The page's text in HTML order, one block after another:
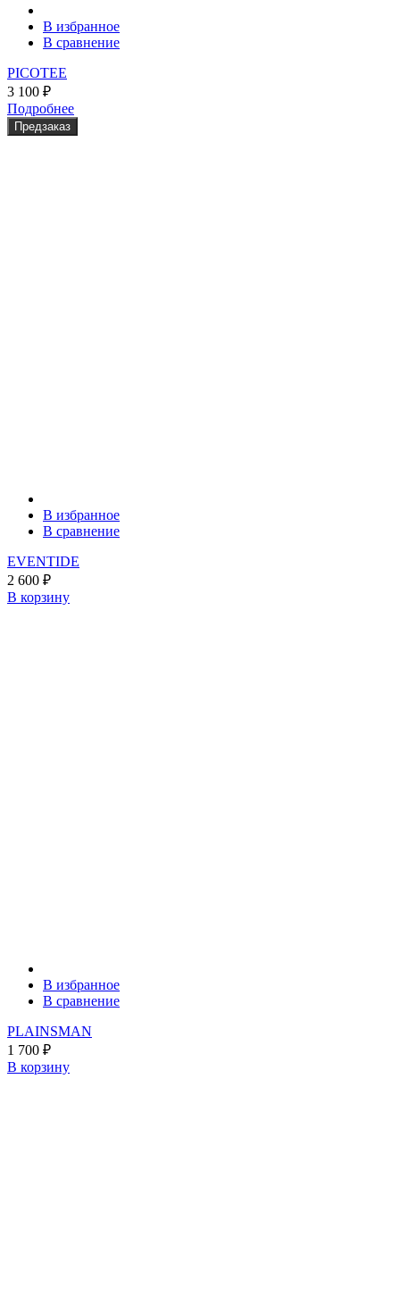
В избранное
В сравнение
PICOTEE
3 100 ₽
Подробнее
Предзаказ
В избранное
В сравнение
EVENTIDE
2 600 ₽
В корзину
В избранное
В сравнение
PLAINSMAN
1 700 ₽
В корзину